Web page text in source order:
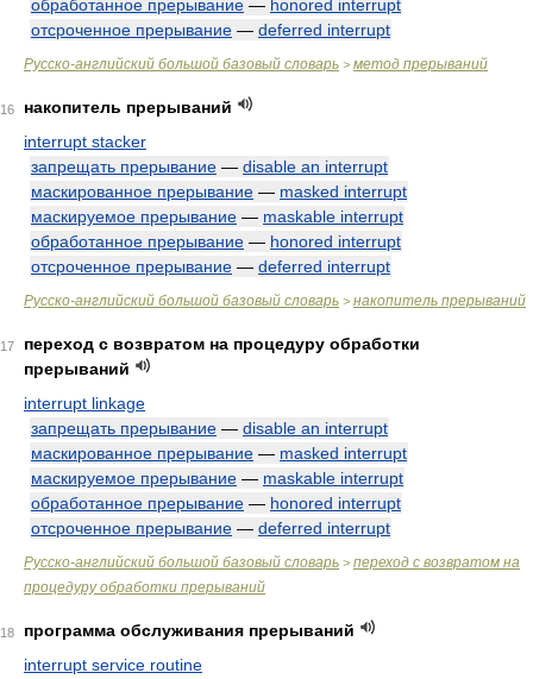
обработанное прерывание — honored interrupt
отсроченное прерывание — deferred interrupt
Русско-английский большой базовый словарь > метод прерываний
16
накопитель прерываний
interrupt stacker
запрещать прерывание — disable an interrupt
маскированное прерывание — masked interrupt
маскируемое прерывание — maskable interrupt
обработанное прерывание — honored interrupt
отсроченное прерывание — deferred interrupt
Русско-английский большой базовый словарь > накопитель прерываний
17
переход с возвратом на процедуру обработки
прерываний
interrupt linkage
запрещать прерывание — disable an interrupt
маскированное прерывание — masked interrupt
маскируемое прерывание — maskable interrupt
обработанное прерывание — honored interrupt
отсроченное прерывание — deferred interrupt
Русско-английский большой базовый словарь > переход с возвратом на
процедуру обработки прерываний
18
программа обслуживания прерываний
interrupt service routine